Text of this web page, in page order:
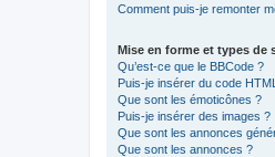
Comment puis-je remonter
Mise en forme et types de
Qu’est-ce que le BBCode ?
Puis-je insérer du code
Que sont les émoticônes ?
Puis-je insérer des images ?
Que sont les annonces
Que sont les annonces ?